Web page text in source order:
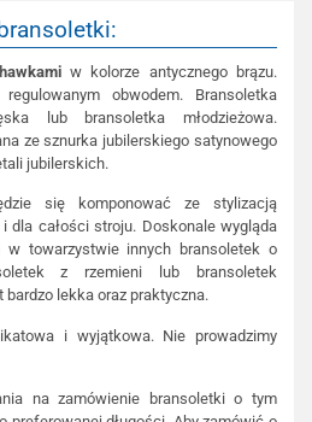
w kolorze antycznego brązu.
obwodem. Bransoletka
lub bransoletka młodzieżowa.
ze sznurka jubilerskiego satynowego
jubilerskich.
się komponować ze stylizacją
dla całości stroju. Doskonale wygląda
towarzystwie innych bransoletek o
z rzemieni lub bransoletek
lekka oraz praktyczna.
i wyjątkowa. Nie prowadzimy
na zamówienie bransoletki o tym